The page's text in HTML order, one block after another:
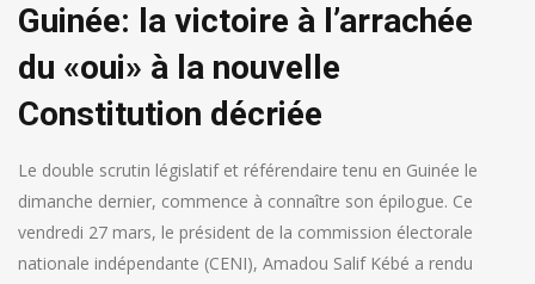
Guinée: la victoire à l’arrachée
du «oui» à la nouvelle
Constitution décriée
Le double scrutin législatif et référendaire tenu en Guinée le
dimanche dernier, commence à connaître son épilogue. Ce
vendredi 27 mars, le président de la commission électorale
nationale indépendante (CENI), Amadou Salif Kébé a rendu